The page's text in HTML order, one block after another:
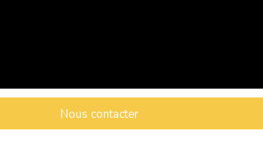
Nous contacter